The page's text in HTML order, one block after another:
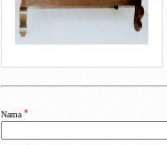
Nama *